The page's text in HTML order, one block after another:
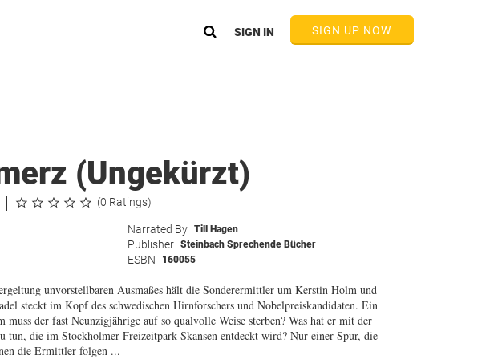
SIGN UP NOW
SIGN IN
(Ungekürzt)
(0 Ratings)
Narrated By Till Hagen
Publisher Steinbach Sprechende Bücher
ESBN 160055
unvorstellbaren Ausmaßes hält die Sonderermittler um Kerstin Holm und
steckt im Kopf des schwedischen Hirnforschers und Nobelpreiskandidaten. Ein
muss der fast Neunzigjährige auf so qualvolle Weise sterben? Was hat er mit der
tun, die im Stockholmer Freizeitpark Skansen entdeckt wird? Nur einer Spur, die
die Ermittler folgen ...